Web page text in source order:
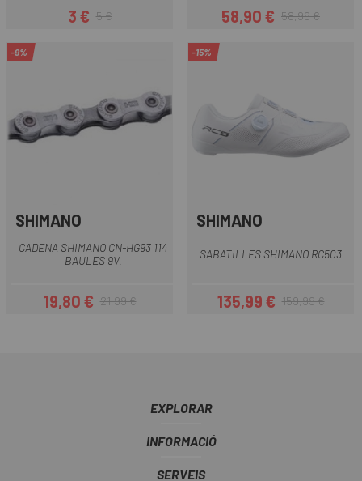
Preu
3 €Preu regular
5 €
Preu
58,90 €Preu regular
58,99 €
-9%
SHIMANO
CADENA SHIMANO CN-HG93 114
BAULES 9V.
Preu
19,80 €Preu regular
21,99 €
-15%
SHIMANO
SABATILLES SHIMANO RC503
Preu
135,99 €Preu regular
159,99 €
EXPLORAR
INFORMACIÓ
SERVEIS